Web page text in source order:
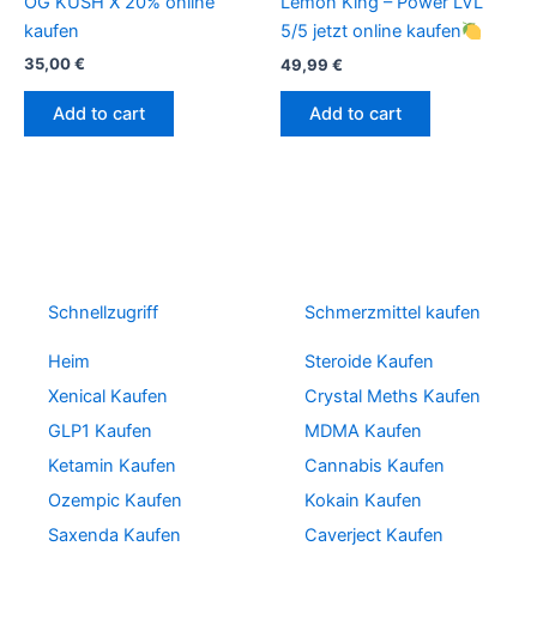
kaufen
35,00€
Add to cart
5/5 jetzt online kaufen
49,99 €
Add to cart
Schnellzugriff
Heim
Xenical Kaufen
GLP1 Kaufen
Ketamin Kaufen
Ozempic Kaufen
Saxenda Kaufen
Schmerzmittel kaufen
Steroide Kaufen
Crystal Meths Kaufen
MDMA Kaufen
Cannabis Kaufen
Kokain Kaufen
Caverject Kaufen